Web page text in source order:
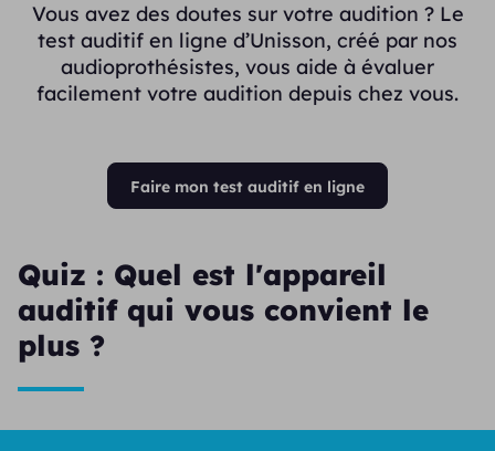
Vous avez des doutes sur votre audition ? Le
test auditif en ligne d’Unisson, créé par nos
audioprothésistes, vous aide à évaluer
facilement votre audition depuis chez vous.
Faire mon test auditif en ligne
Quiz : Quel est l'appareil
auditif qui vous convient le
plus ?